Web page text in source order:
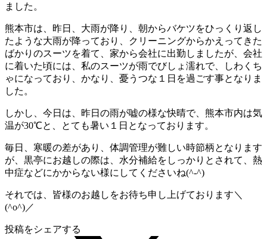
ました。
熊本市は、昨日、大雨が降り、朝からバケツをひっくり返し
たような大雨が降っており、クリーニングからかえってきた
ばかりのスーツを着て、家から会社に出勤しましたが、会社
に着いた頃には、私のスーツが雨でびしょ濡れで、しわくち
ゃになっており、かなり、憂うつな１日を過ごす事となりま
した。
しかし、今日は、昨日の雨が嘘の様な快晴で、熊本市内は気
温が30℃と、とても暑い１日となっております。
毎日、寒暖の差があり、体調管理が難しい時節柄となります
が、黒亭にお越しの際は、水分補給をしっかりとされて、熱
中症などにかからない様にしてくださいね(^-^)
それでは、皆様のお越しをお待ち申し上げております＼
(^o^)／
投稿をシェアする